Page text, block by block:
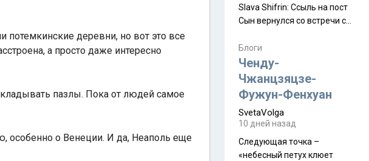
деревни, но вот это все
а просто даже интересно
пазлы. Пока от людей самое
особенно о Венеции. И да, Неаполь еще
Slava Shifrin: Ссыль на пост
Сын вернулся со встречи с
уже, как демобилизовались,
а продолжают встречаться
почти каждую неделю) и с
порога сообщил: "Эйтан
разводится!" Эйтан -
мальчик из религиозной
семьи, из тех, кого называют
"вязаные кипы". С 2022-го
Блоги
Ченду-
Чжанцзяцзе-
Фужун-Фенхуан
SvetaVolga
10 дней назад
Следующая точка –
«небесный петух клюет